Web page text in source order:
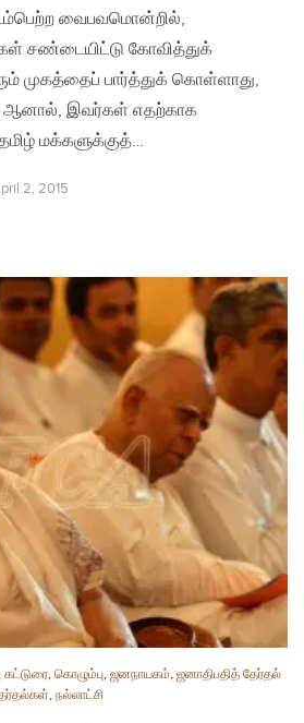
வைபவமொன்றில்,
சண்டையிட்டு கோவித்துக்
முகத்தைப் பார்த்துக் கொள்ளாது,
ஆனால், இவர்கள் எதற்காக
மக்களுக்குத்…
2, 2015
கட்டுரை, கொழும்பு, ஜனநாயகம், ஜனாதிபதித் தேர்தல்
, நல்லாட்சி